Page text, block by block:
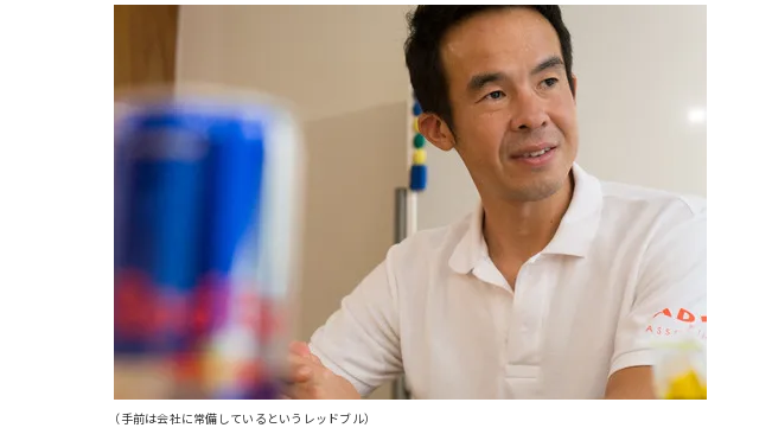
（手前は会社に常備しているというレッドブル）